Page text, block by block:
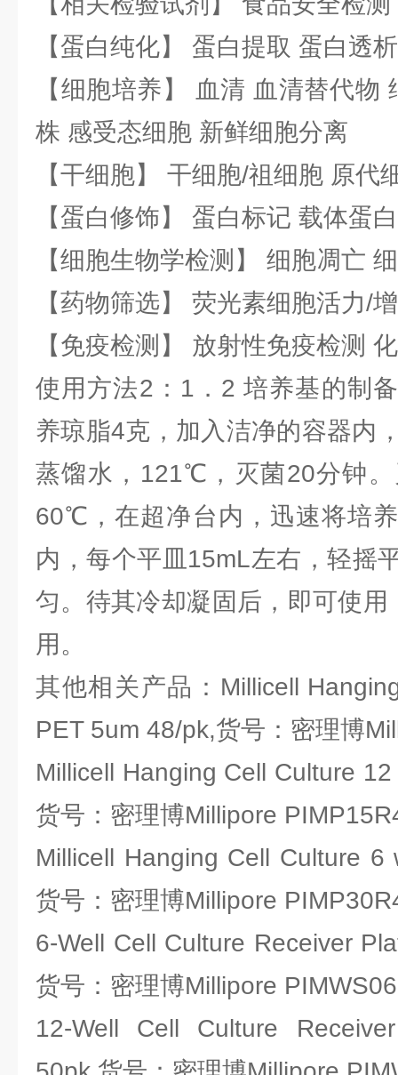
【蛋白纯化】 蛋白提取 蛋白透
【细胞培养】 血清 血清替代物
株 感受态细胞 新鲜细胞分离
【干细胞】 干细胞/祖细胞 原代
【蛋白修饰】 蛋白标记 载体蛋
【细胞生物学检测】 细胞凋亡
【药物筛选】 荧光素细胞活力/
【免疫检测】 放射性免疫检测
使用方法2：1．2 培养基的制
养琼脂4克，加入洁净的容器内
蒸馏水，121℃，灭菌20分钟
60℃，在超净台内，迅速将培
内，每个平皿15mL左右，轻摇
匀。待其冷却凝固后，即可使
用。
其他相关产品：Millicell
PET 5um 48/pk,货号：密理博
Millicell Hanging Cell Culture
货号：密理博Millipore
Millicell Hanging Cell Culture 6
货号：密理博Millipore
6-Well Cell Culture Receiver
货号：密理博Millipore
12-Well Cell Culture